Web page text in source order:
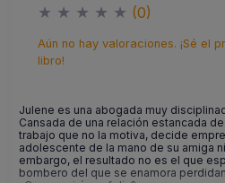
★ ★ ★ ★ ★ (0)
Aún no hay valoraciones. ¡Sé el
libro!
Julene es una abogada muy
Cansada de una relación estancada
trabajo que no la motiva, decide
adolescente de la mano de su amiga
embargo, el resultado no es el que
bombero del que se enamora